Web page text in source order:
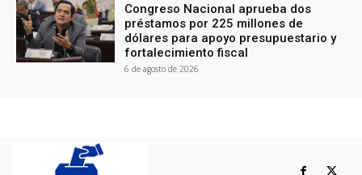
Congreso Nacional aprueba dos
préstamos por 225 millones de
dólares para apoyo presupuestario y
fortalecimiento fiscal
6 de agosto de 2026